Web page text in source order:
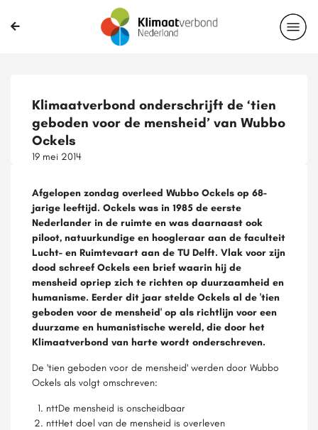
Klimaatverbond onderschrijft de ‘tien
geboden voor de mensheid’ van Wubbo
Ockels
19 mei 2014
Afgelopen zondag overleed Wubbo Ockels op 68-
jarige leeftijd. Ockels was in 1985 de eerste
Nederlander in de ruimte en was daarnaast ook
piloot, natuurkundige en hoogleraar aan de faculteit
Lucht- en Ruimtevaart aan de TU Delft. Vlak voor zijn
dood schreef Ockels een brief waarin hij de
mensheid opriep zich te richten op duurzaamheid en
humanisme. Eerder dit jaar stelde Ockels al de 'tien
geboden voor de mensheid' op als richtlijn voor een
duurzame en humanistische wereld, die door het
Klimaatverbond van harte wordt onderschreven.
De 'tien geboden voor de mensheid' werden door Wubbo
Ockels als volgt omschreven:
nttDe mensheid is onscheidbaar
nttHet doel van de mensheid is overleven